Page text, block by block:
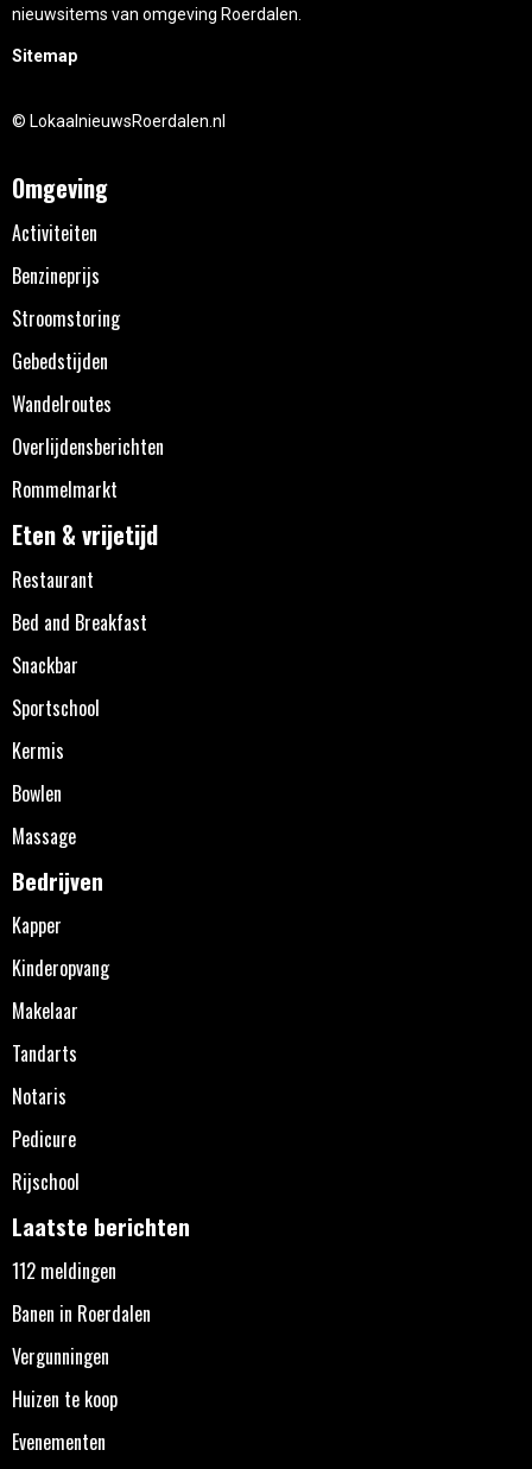
nieuwsitems van omgeving Roerdalen.
Sitemap
© LokaalnieuwsRoerdalen.nl
Omgeving
Activiteiten
Benzineprijs
Stroomstoring
Gebedstijden
Wandelroutes
Overlijdensberichten
Rommelmarkt
Eten & vrijetijd
Restaurant
Bed and Breakfast
Snackbar
Sportschool
Kermis
Bowlen
Massage
Bedrijven
Kapper
Kinderopvang
Makelaar
Tandarts
Notaris
Pedicure
Rijschool
Laatste berichten
112 meldingen
Banen in Roerdalen
Vergunningen
Huizen te koop
Evenementen